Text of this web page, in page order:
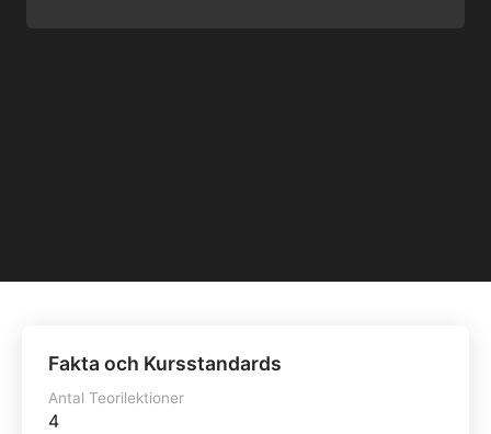
Fakta och Kursstandards
Antal Teorilektioner
4